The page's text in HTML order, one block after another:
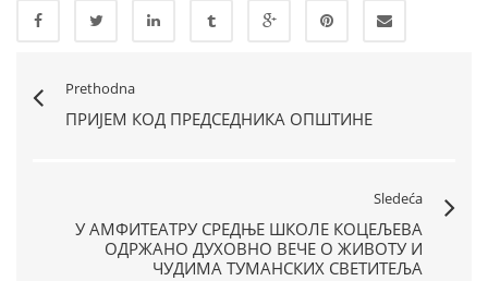
Prethodna
ПРИЈЕМ КОД ПРЕДСЕДНИКА ОПШТИНЕ
Sledeća
У АМФИТЕАТРУ СРЕДЊЕ ШКОЛЕ КОЦЕЉЕВА
ОДРЖАНО ДУХОВНО ВЕЧЕ О ЖИВОТУ И
ЧУДИМА ТУМАНСКИХ СВЕТИТЕЉА